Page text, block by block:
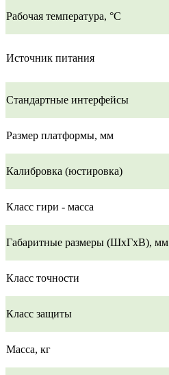
Рабочая температура, °C
Источник питания
Стандартные интерфейсы
Размер платформы, мм
Калибровка (юстировка)
Класс гири - масса
Габаритные размеры (ШхГхВ), мм
Класс точности
Класс защиты
Масса, кг